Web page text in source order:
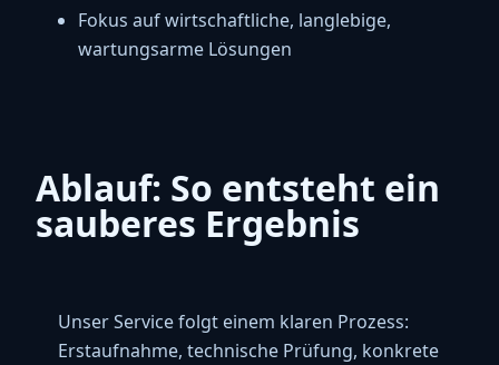
Selina Rieder ★★★★★
Super schneller und sorgfältiger Service!!
Termine werden nicht eingehalten, keine
Nachricht / kein alternativer
Terminvorschlag. Zeitverschwendung.
Klaus APPEL ★★★★★
Preis/Leistung sehr gut.
Fokus auf wirtschaftliche, langlebige,
wartungsarme Lösungen
Ablauf: So entsteht ein
sauberes Ergebnis
Unser Service folgt einem klaren Prozess:
Erstaufnahme, technische Prüfung, konkrete